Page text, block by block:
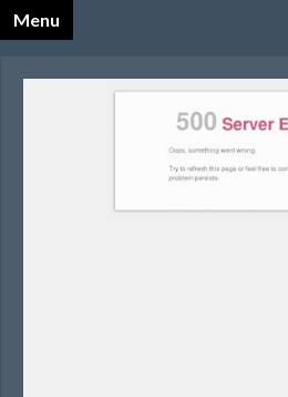
Menu
Katalog Opalnet
Biznes i ekonomia